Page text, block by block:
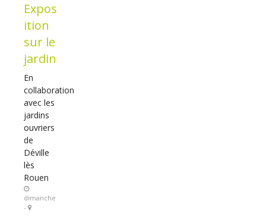
Expos
ition
sur le
jardin
En
collaboration
avec les
jardins
ouvriers
de
Déville
lès
Rouen
dimanche
-